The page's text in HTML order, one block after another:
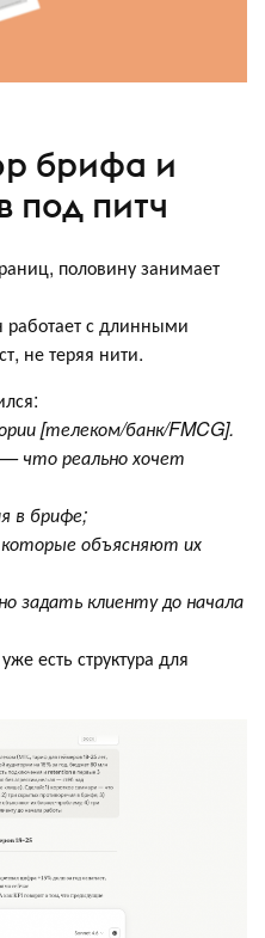
брифа и
под питч
половину занимает
работает с длинными
не теряя нити.
[телеком/банк/FMCG].
что реально хочет
в брифе;
объясняют их
задать клиенту до начала
есть структура для